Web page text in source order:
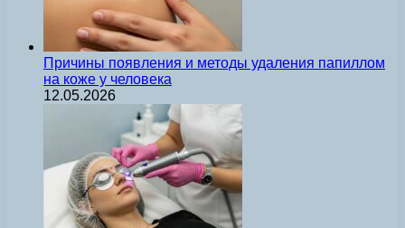
Причины появления и методы удаления папиллом
на коже у человека
12.05.2026